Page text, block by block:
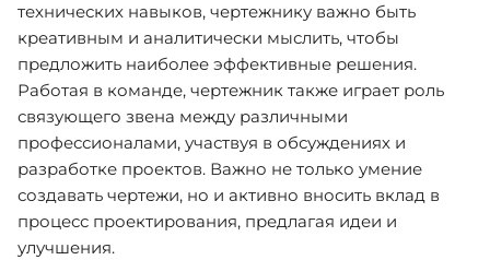
технических навыков, чертежнику важно быть
креативным и аналитически мыслить, чтобы
предложить наиболее эффективные решения.
Работая в команде, чертежник также играет роль
связующего звена между различными
профессионалами, участвуя в обсуждениях и
разработке проектов. Важно не только умение
создавать чертежи, но и активно вносить вклад в
процесс проектирования, предлагая идеи и
улучшения.